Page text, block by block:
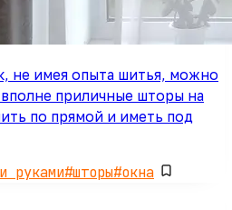
не имея опыта шитья, можно
вполне приличные шторы на
по прямой и иметь под
руками#шторы#окна